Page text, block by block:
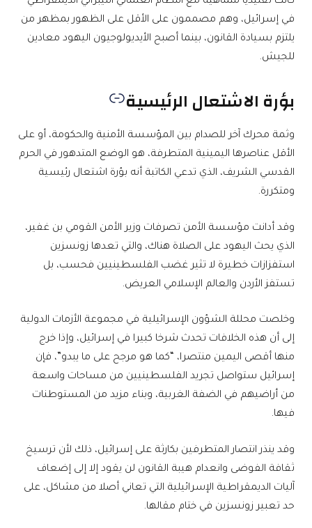
في إسرائيل، وهم مصممون على الأقل على الظهور بمظهر من
يلتزم بسيادة القانون، بينما أصبح الأيديولوجيون اليهود معادين
للجيش.
بؤرة الاشتعال الرئيسية
وثمة محرك آخر للصدام بين المؤسسة الأمنية والحكومة، أو على
الأقل عناصرها اليمينية المتطرفة، هو الوضع المتدهور في الحرم
القدسي الشريف، الذي تدعي الكاتبة أنه بؤرة اشتعال رئيسية
ومتكررة.
وقد أدانت مؤسسة الأمن تصرفات وزير الأمن القومي بن غفير،
الذي يحث اليهود على الصلاة هناك، والتي تعدها زونسزين
استفزازات خطيرة لا تثير غضب الفلسطينيين فحسب، بل
تستفز الأردن والعالم الإسلامي العريض.
وخلصت محللة الشؤون الإسرائيلية في مجموعة الأزمات الدولية
إلى أن هذه الخلافات تحدث شرخا كبيرا في إسرائيل، وإذا خرج
منها أقصى اليمين منتصرا، “كما هو مرجح على ما يبدو”، فإن
إسرائيل ستواصل تجريد الفلسطينيين من مساحات واسعة
من أراضيهم في الضفة الغربية، وبناء مزيد من المستوطنات
فيها.
وقد ينذر انتصار المتطرفين بكارثة على إسرائيل، ذلك لأن ترسيخ
ثقافة الفوضى وانعدام هيبة القانون لن يقود إلا إلى إضعاف
آليات الديمقراطية الإسرائيلية التي تعاني أصلا من مشاكل، على
حد تعبير زونسزين في ختام مقالها.